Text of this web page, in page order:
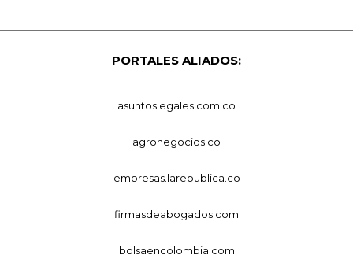
PORTALES ALIADOS:
asuntoslegales.com.co
agronegocios.co
empresas.larepublica.co
firmasdeabogados.com
bolsaencolombia.com